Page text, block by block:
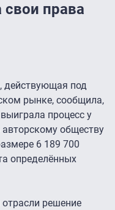
свои права
действующая под
рынке, сообщила,
процесс у
обществу
6 189 700
определённых
решение